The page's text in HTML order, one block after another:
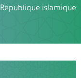
islamique